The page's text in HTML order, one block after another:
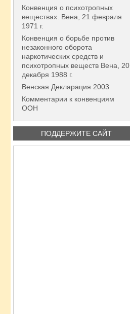
Конвенция о психотропных
веществах. Вена, 21 февраля
1971 г.
Конвенция о борьбе против
незаконного оборота
наркотических средств и
психотропных веществ Вена, 20
декабря 1988 г.
Венская Декларация 2003
Комментарии к конвенциям
ООН
ПОДДЕРЖИТЕ САЙТ